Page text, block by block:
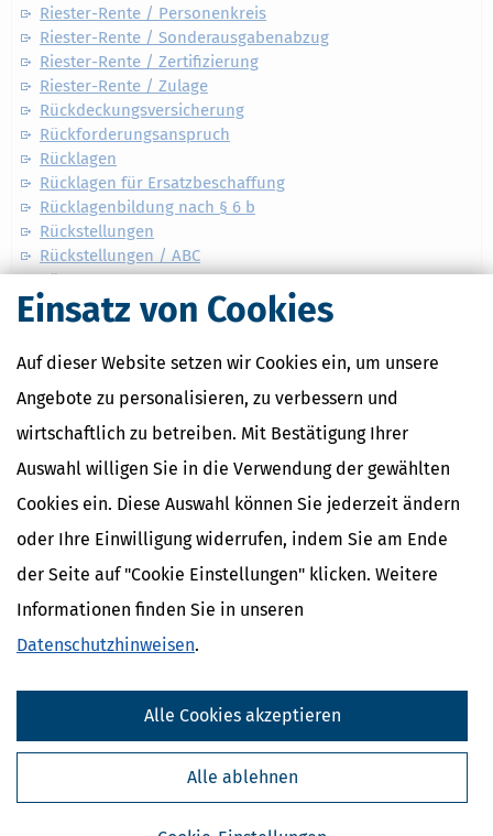
Einsatz von Cookies
Auf dieser Website setzen wir Cookies ein, um unsere
Angebote zu personalisieren, zu verbessern und
wirtschaftlich zu betreiben. Mit Bestätigung Ihrer
Auswahl willigen Sie in die Verwendung der gewählten
Cookies ein. Diese Auswahl können Sie jederzeit ändern
oder Ihre Einwilligung widerrufen, indem Sie am Ende
der Seite auf "Cookie Einstellungen" klicken. Weitere
Informationen finden Sie in unseren
Datenschutzhinweisen.
Alle ablehnen
Alle Cookies akzeptieren
Riester-Rente / Personenkreis
Riester-Rente / Sonderausgabenabzug
Riester-Rente / Zertifizierung
Riester-Rente / Zulage
Rückdeckungsversicherung
Rückforderungsanspruch
Rücklagen
Rücklagen für Ersatzbeschaffung
Rücklagenbildung nach § 6 b
Rückstellungen
Rückstellungen / ABC
Rürup-Rente
Ruhegelder
RV-Versicherungspflicht